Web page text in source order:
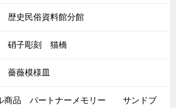
歴史民俗資料館分館
硝子彫刻 猫橋
薔薇模様皿
商品 パートナーメモリー サンドブ